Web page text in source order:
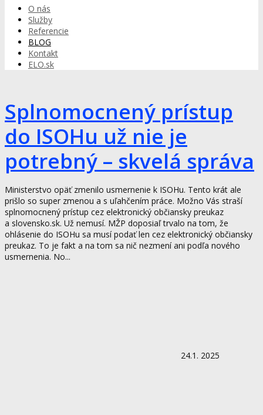
O nás
Služby
Referencie
BLOG
Kontakt
ELO.sk
Splnomocnený prístup
do ISOHu už nie je
potrebný – skvelá správa
Ministerstvo opäť zmenilo usmernenie k ISOHu. Tento krát ale
prišlo so super zmenou a s uľahčením práce. Možno Vás straší
splnomocnený prístup cez elektronický občiansky preukaz
a slovensko.sk. Už nemusí. MŽP doposiaľ trvalo na tom, že
ohlásenie do ISOHu sa musí podať len cez elektronický občiansky
preukaz. To je fakt a na tom sa nič nezmení ani podľa nového
usmernenia. No...
24.1. 2025